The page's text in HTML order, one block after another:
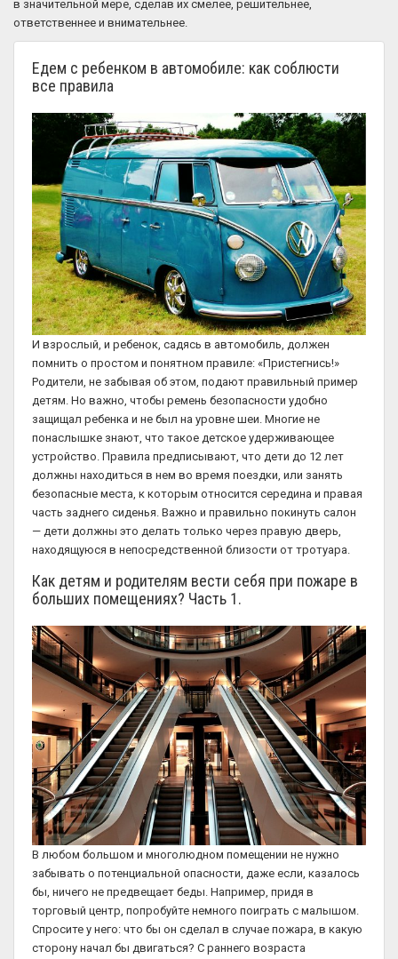
в значительной мере, сделав их смелее, решительнее,
ответственнее и внимательнее.
Едем с ребенком в автомобиле: как соблюсти
все правила
И взрослый, и ребенок, садясь в автомобиль, должен
помнить о простом и понятном правиле: «Пристегнись!»
Родители, не забывая об этом, подают правильный пример
детям. Но важно, чтобы ремень безопасности удобно
защищал ребенка и не был на уровне шеи. Многие не
понаслышке знают, что такое детское удерживающее
устройство. Правила предписывают, что дети до 12 лет
должны находиться в нем во время поездки, или занять
безопасные места, к которым относится середина и правая
часть заднего сиденья. Важно и правильно покинуть салон
— дети должны это делать только через правую дверь,
находящуюся в непосредственной близости от тротуара.
Как детям и родителям вести себя при пожаре в
больших помещениях? Часть 1.
В любом большом и многолюдном помещении не нужно
забывать о потенциальной опасности, даже если, казалось
бы, ничего не предвещает беды. Например, придя в
торговый центр, попробуйте немного поиграть с малышом.
Спросите у него: что бы он сделал в случае пожара, в какую
сторону начал бы двигаться? С раннего возраста